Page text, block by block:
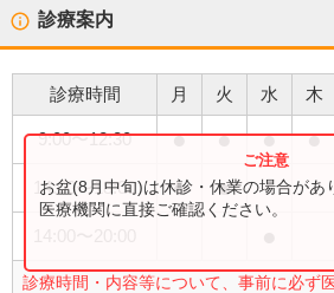
診療案内
診療時間 月 火 水 木
9:00〜12:30 ● ● ● ●
14:00〜18:00 ● ●
診療時間・内容等について、事前に必ず
お盆(8月中旬)は休診・休業の場合があ
医療機関に直接ご確認ください。